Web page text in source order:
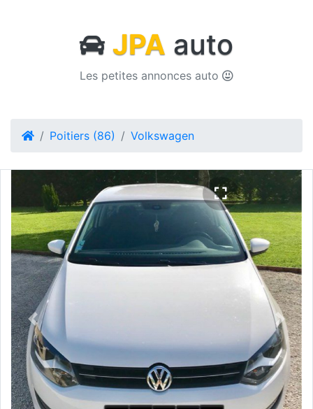
JPA auto
Les petites annonces auto
Poitiers (86) Volkswagen
Previous Next